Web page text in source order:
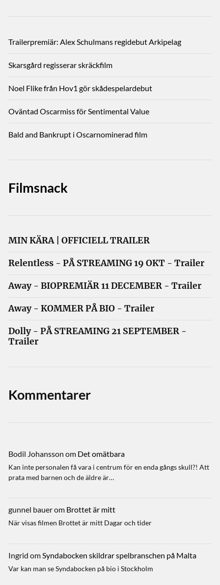
Trailerpremiär: Alex Schulmans regidebut Arkipelag
Skarsgård regisserar skräckfilm
Noel Flike från Hov1 gör skådespelardebut
Oväntad Oscarmiss för Sentimental Value
Bald and Bankrupt i Oscarnominerad film
Filmsnack
MIN KÄRA | OFFICIELL TRAILER
Relentless - PÅ STREAMING 19 OKT - Trailer
Away - BIOPREMIÄR 11 DECEMBER - Trailer
Away - KOMMER PÅ BIO - Trailer
Dolly - PÅ STREAMING 21 SEPTEMBER -
Trailer
Kommentarer
Bodil Johansson om Det omätbara
Kan inte personalen få vara i centrum för en enda gångs skull?! Att
prata med barnen och de äldre är…
gunnel bauerom Brottet är mitt
När visas filmen Brottet är mitt Dagar och tider
Ingrid om Syndabocken skildrar spelbranschen på Malta
Var kan man se Syndabocken på bio i Stockholm